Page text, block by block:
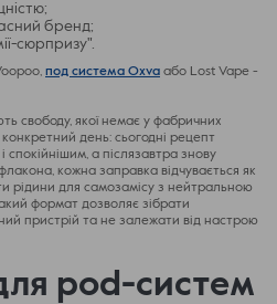
бренд;
сюрпризу".
под система Oxva або Lost Vape -
свободу, якої немає у фабричних
день: сьогодні рецепт
а післязавтра знову
кожна заправка відчувається як
рідини для самозамісу з нейтральною
формат дозволяє зібрати
пристрій та не залежати від настрою
pod-систем